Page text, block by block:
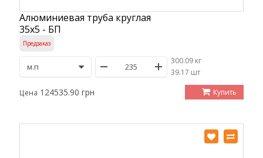
Алюминиевая труба круглая
35х5 - БП
Предзаказ
300.09 кг
/39.17 шт
Цена 124535.90 грн Купить